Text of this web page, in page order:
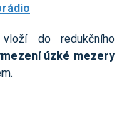
do redukčního
úzké mezery